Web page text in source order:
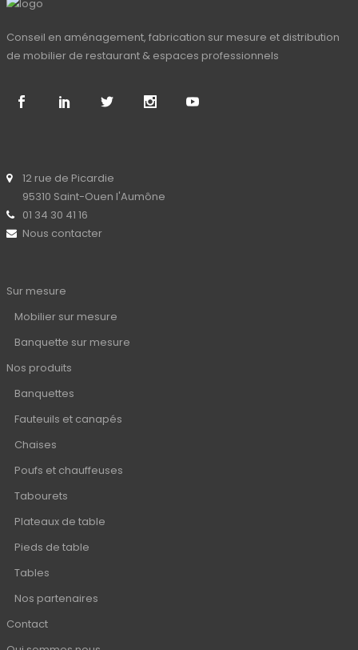
Conseil en aménagement, fabrication sur mesure et distribution
de mobilier de restaurant & espaces professionnels
12 rue de Picardie
95310 Saint-Ouen l'Aumône
01 34 30 41 16
Nous contacter
Sur mesure
Mobilier sur mesure
Banquette sur mesure
Nos produits
Banquettes
Fauteuils et canapés
Chaises
Poufs et chauffeuses
Tabourets
Plateaux de table
Pieds de table
Tables
Nos partenaires
Contact